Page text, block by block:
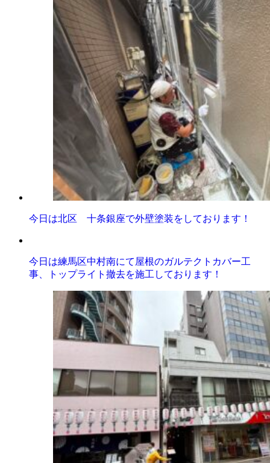
今日は北区 十条銀座で外壁塗装をしております！
今日は練馬区中村南にて屋根のガルテクトカバー工
事、トップライト撤去を施工しております！